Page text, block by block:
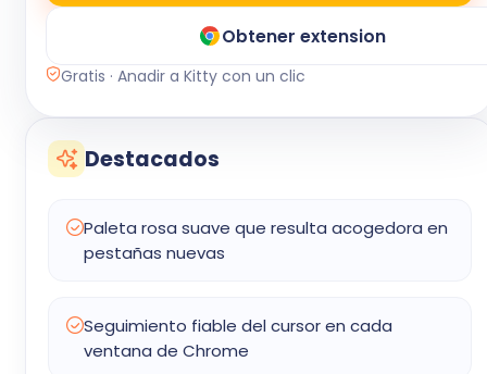
Obtener extension
Gratis · Anadir a Kitty con un clic
Destacados
Paleta rosa suave que resulta acogedora en
pestañas nuevas
Seguimiento fiable del cursor en cada
ventana de Chrome